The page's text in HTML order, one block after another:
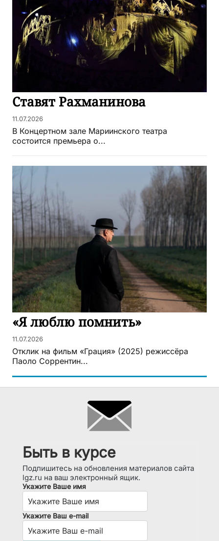
Ставят Рахманинова
11.07.2026
В Концертном зале Мариинского театра
состоится премьера о...
«Я люблю помнить»
11.07.2026
Отклик на фильм «Грация» (2025) режиссёра
Паоло Соррентин...
Быть в курсе
Подпишитесь на обновления материалов сайта
lgz.ru на ваш электронный ящик.
Укажите Ваше имя
Укажите Ваш e-mail